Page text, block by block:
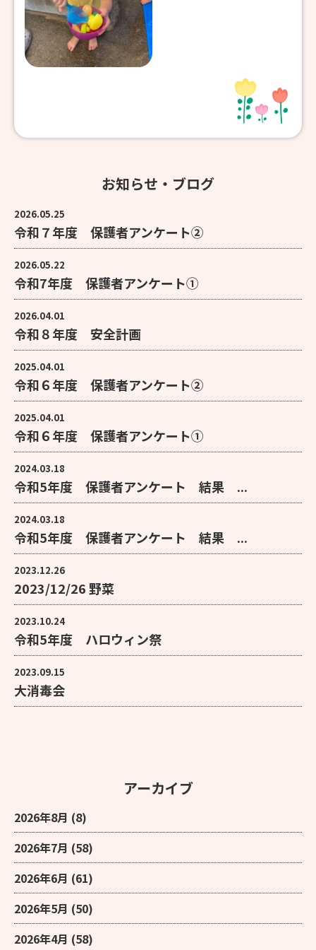
お知らせ・ブログ
2026.05.25
令和７年度 保護者アンケート②
2026.05.22
令和7年度 保護者アンケート①
2026.04.01
令和８年度 安全計画
2025.04.01
令和６年度 保護者アンケート②
2025.04.01
令和６年度 保護者アンケート①
2024.03.18
令和5年度 保護者アンケート 結果 ...
2024.03.18
令和5年度 保護者アンケート 結果 ...
2023.12.26
2023/12/26 野菜
2023.10.24
令和5年度 ハロウィン祭
2023.09.15
大消毒会
アーカイブ
2026年8月 (8)
2026年7月 (58)
2026年6月 (61)
2026年5月 (50)
2026年4月 (58)